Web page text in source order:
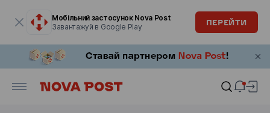
Мобільний застосунок Nova Post
Завантажуй в Google Play
ПЕРЕЙТИ